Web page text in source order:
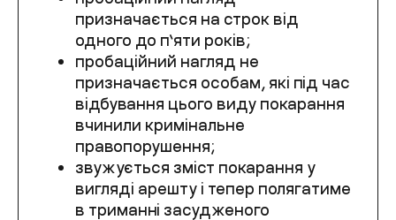
призначається на строк від
одного до п’яти років;
пробаційний нагляд не
призначається особам, які під час
відбування цього виду покарання
вчинили кримінальне
правопорушення;
звужується зміст покарання у
вигляді арешту і тепер полягатиме
в триманні засудженого